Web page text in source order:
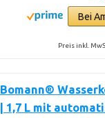
Bei
Preis inkl.
Bomann®
| 1,7 L mit